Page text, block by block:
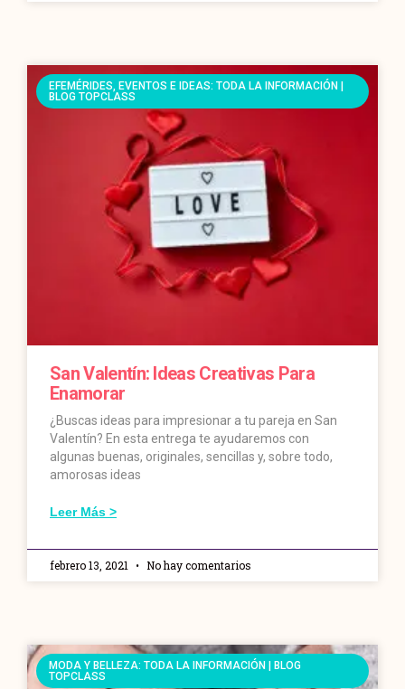
EFEMÉRIDES, EVENTOS E IDEAS: TODA LA INFORMACIÓN |
BLOG TOPCLASS
San Valentín: Ideas Creativas Para
Enamorar
¿Buscas ideas para impresionar a tu pareja en San
Valentín? En esta entrega te ayudaremos con
algunas buenas, originales, sencillas y, sobre todo,
amorosas ideas
Leer Más >
febrero 13, 2021 No hay comentarios
MODA Y BELLEZA: TODA LA INFORMACIÓN | BLOG
TOPCLASS